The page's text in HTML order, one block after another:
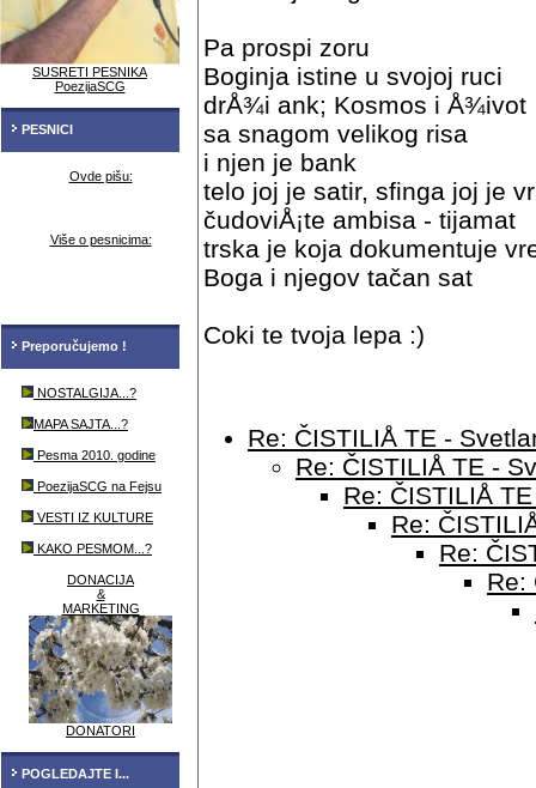
SUSRETI PESNIKA
PoezijaSCG
PESNICI
Ovde pišu:
Više o pesnicima:
Preporučujemo !
NOSTALGIJA...?
MAPA SAJTA...?
Pesma 2010. godine
PoezijaSCG na Fejsu
VESTI IZ KULTURE
KAKO PESMOM...?
DONACIJA
&
MARKETING
DONATORI
POGLEDAJTE I...
Pa prospi zoru
Boginja istine u svojoj ruci
drÅ¾i ank; Kosmos i Å¾ivot
sa snagom velikog risa
i njen je bank
telo joj je satir, sfinga joj je
čudoviÅ¡te ambisa - tijamat
trska je koja dokumentuje
Boga i njegov tačan sat
Coki te tvoja lepa :)
Re: ČISTILIÅ TE -
Re: ČISTILIÅ TE -
Re: ČISTILIÅ
Re:
Re:
Re: